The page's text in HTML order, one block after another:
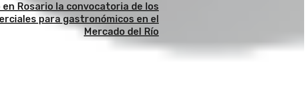
en Rosario la convocatoria de los
para gastronómicos en el
Mercado del Río